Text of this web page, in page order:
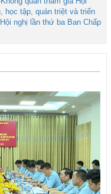
học tập, quán triệt và triển
nghị lần thứ ba Ban Chấp